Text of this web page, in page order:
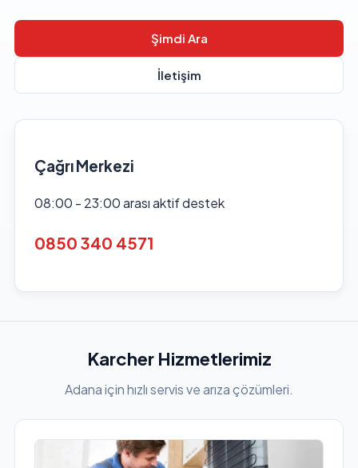
Şimdi Ara
İletişim
Çağrı Merkezi
08:00 - 23:00 arası aktif destek
0850 340 4571
Karcher Hizmetlerimiz
Adana için hızlı servis ve arıza çözümleri.